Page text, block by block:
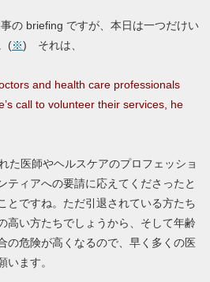
の briefing ですが、本日は一つだけい
(※) それは、
and health care professionals
call to volunteer their services, he
た医師やヘルスケアのプロフェッショ
ティアへの要請に応えてくださったと
とですね。ただ引退されている方たち
高い方たちでしょうから、そして年齢
の危険が高くなるので、早く多くの医
います。